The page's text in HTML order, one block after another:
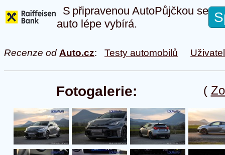
S připravenou AutoPůjčkou se
auto lépe vybírá.
Recenze od Auto.cz: Testy automobilů
(
Fotogalerie: